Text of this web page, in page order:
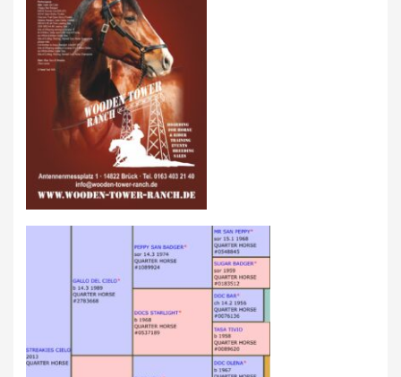
SATZUNG/RECHTSORDNUNG
SPONSOR WERDEN
AUS- UND FORTBILDUNG
WESTERN-REITABZEICHEN
TRAINERAUSBILDUNG
AUSBILDUNG TURNIERFACHLEUTE